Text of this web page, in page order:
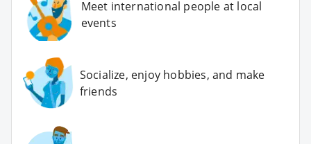
Meet international people at local
events
Socialize, enjoy hobbies, and make
friends